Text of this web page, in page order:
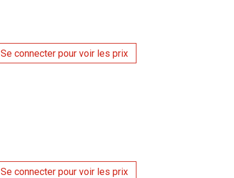
Se connecter pour voir les prix
Se connecter pour voir les prix